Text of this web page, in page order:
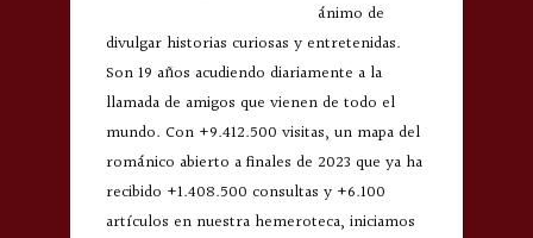
ánimo de
divulgar historias curiosas y entretenidas.
Son 19 años acudiendo diariamente a la
llamada de amigos que vienen de todo el
mundo. Con +9.412.500 visitas, un mapa del
románico abierto a finales de 2023 que ya ha
recibido +1.408.500 consultas y +6.100
artículos en nuestra hemeroteca, iniciamos